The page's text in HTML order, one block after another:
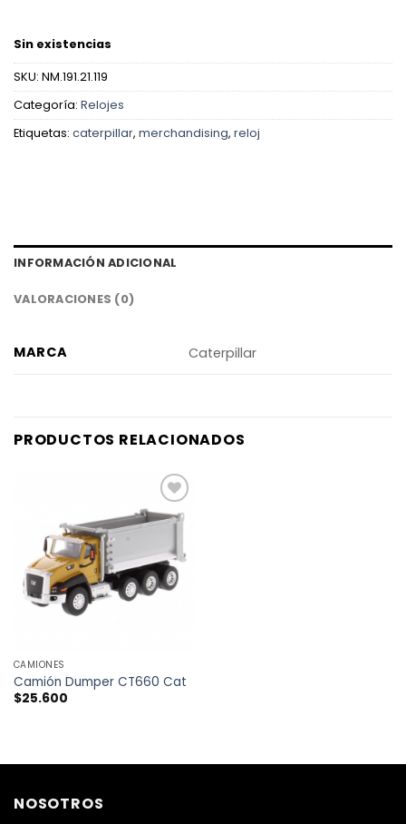
Sin existencias
SKU: NM.191.21.119
Categoría: Relojes
Etiquetas: caterpillar, merchandising, reloj
INFORMACIÓN ADICIONAL
VALORACIONES (0)
MARCA Caterpillar
PRODUCTOS RELACIONADOS
CAMIONES
Camión Dumper CT660 Cat
$25.600
NOSOTROS